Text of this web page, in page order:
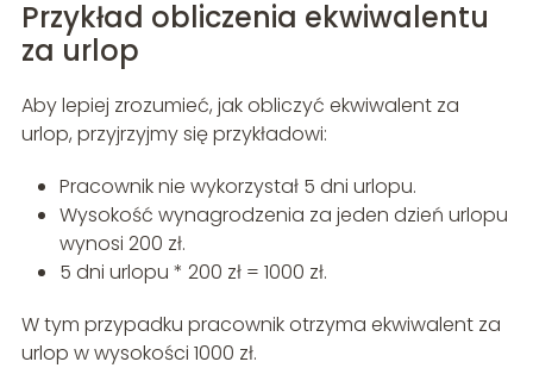
Przykład obliczenia ekwiwalentu
za urlop
Aby lepiej zrozumieć, jak obliczyć ekwiwalent za
urlop, przyjrzyjmy się przykładowi:
Pracownik nie wykorzystał 5 dni urlopu.
Wysokość wynagrodzenia za jeden dzień urlopu
wynosi 200 zł.
5 dni urlopu * 200 zł = 1000 zł.
W tym przypadku pracownik otrzyma ekwiwalent za
urlop w wysokości 1000 zł.